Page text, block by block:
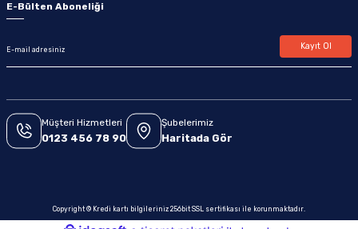
E-Bülten Aboneliği
Kayıt Ol
Müşteri Hizmetleri
0123 456 78 90
Şubelerimiz
Haritada Gör
Copyright © Kredi kartı bilgileriniz 256bit SSL sertifikası ile korunmaktadır.